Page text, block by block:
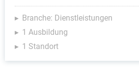
Branche: Dienstleistungen
1 Ausbildung
1 Standort